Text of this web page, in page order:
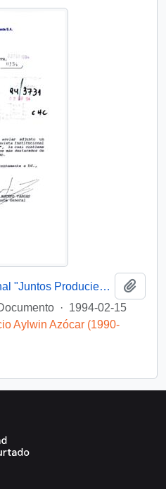
[Adjunta revista institucional "Juntos Produciendo agua en el desierto"]
· 1994-02-15
Aylwin Azócar (1990-